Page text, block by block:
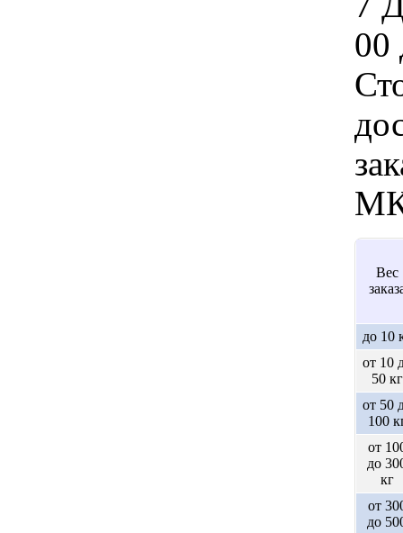
00
Вес
до 10
от 10
50 кг
от 50
100
от
до
кг
от
до